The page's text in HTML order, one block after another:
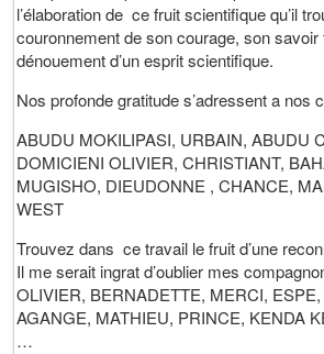
l’élaboration de ce fruit scientifique qu’il
couronnement de son courage, son savoir
dénouement d’un esprit scientifique.
Nos profonde gratitude s’adressent a nos
ABUDU MOKILIPASI, URBAIN, ABUDU
DOMICIENI OLIVIER, CHRISTIANT,
MUGISHO, DIEUDONNE , CHANCE,
WEST
Trouvez dans ce travail le fruit d’une
Il me serait ingrat d’oublier mes
OLIVIER, BERNADETTE, MERCI,
AGANGE, MATHIEU, PRINCE, KENDA
…